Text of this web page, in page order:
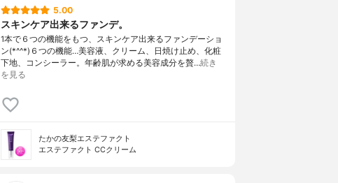
5.00
スキンケア出来るファンデ。
1本で６つの機能をもつ、スキンケア出来るファンデーショ
ン(*^^*)６つの機能…美容液、クリーム、日焼け止め、化粧
下地、コンシーラー。年齢肌が求める美容成分を贅…続き
を見る
たかの友梨エステファクト
エステファクト CCクリーム